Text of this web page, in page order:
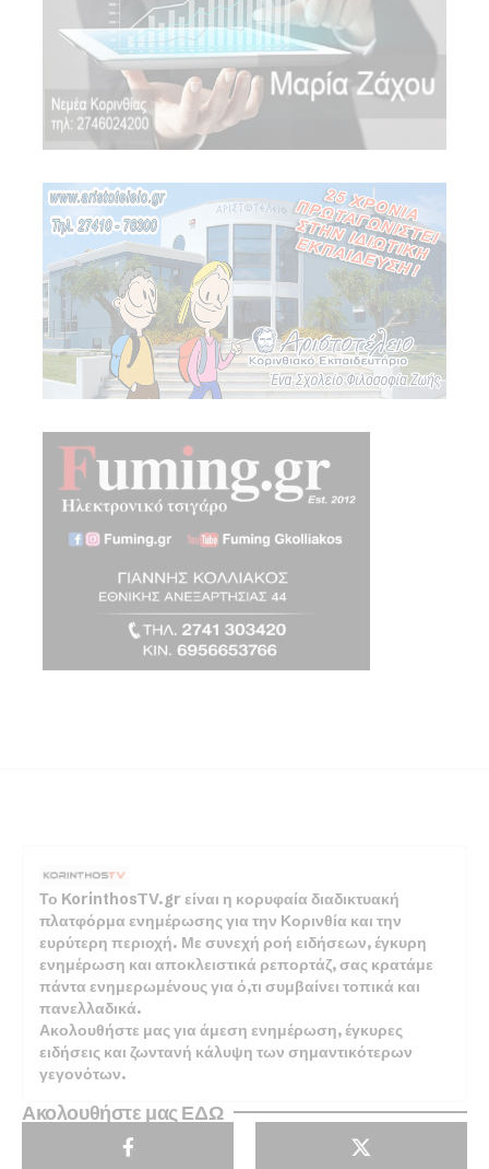
Το KorinthosTV.gr είναι η κορυφαία διαδικτυακή
πλατφόρμα ενημέρωσης για την Κορινθία και την
ευρύτερη περιοχή. Με συνεχή ροή ειδήσεων, έγκυρη
ενημέρωση και αποκλειστικά ρεπορτάζ, σας κρατάμε
πάντα ενημερωμένους για ό,τι συμβαίνει τοπικά και
πανελλαδικά.
Ακολουθήστε μας για άμεση ενημέρωση, έγκυρες
ειδήσεις και ζωντανή κάλυψη των σημαντικότερων
γεγονότων.
Ακολουθήστε μας ΕΔΩ